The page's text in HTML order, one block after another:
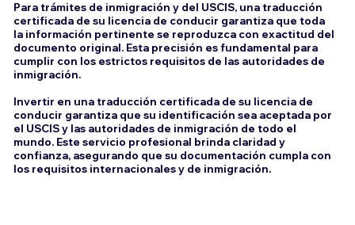
Para trámites de inmigración y del USCIS, una traducción
certificada de su licencia de conducir garantiza que toda
la información pertinente se reproduzca con exactitud del
documento original. Esta precisión es fundamental para
cumplir con los estrictos requisitos de las autoridades de
inmigración.
Invertir en una traducción certificada de su licencia de
conducir garantiza que su identificación sea aceptada por
el USCIS y las autoridades de inmigración de todo el
mundo. Este servicio profesional brinda claridad y
confianza, asegurando que su documentación cumpla con
los requisitos internacionales y de inmigración.